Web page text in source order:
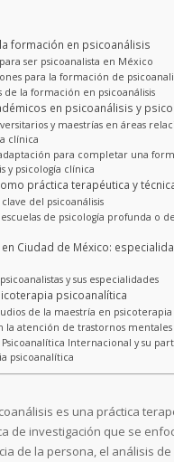
formación en psicoanálisis
ser psicoanalista en México
para la formación de
de la formación en psicoanálisis
en psicoanálisis y
y maestrías en áreas
clínica
para completar una
y psicología clínica
práctica terapéutica y
del psicoanálisis
de psicología profunda o
Ciudad de México:
y sus especialidades
psicoanalítica
de la maestría en
la atención de trastornos mentales
Psicoanalítica Internacional y su
psicoanalítica
es una práctica
de investigación que se
de la persona, el análisis